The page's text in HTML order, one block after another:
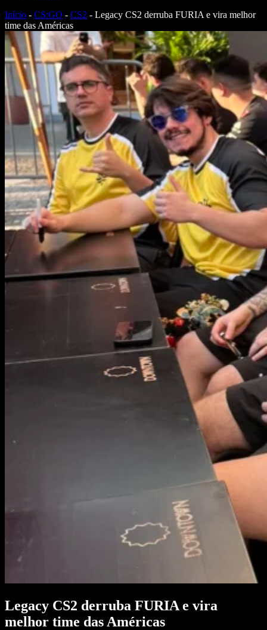
Início - CS:GO - CS2 - Legacy CS2 derruba FURIA e vira melhor
time das Américas
Legacy CS2 derruba FURIA e vira
melhor time das Américas